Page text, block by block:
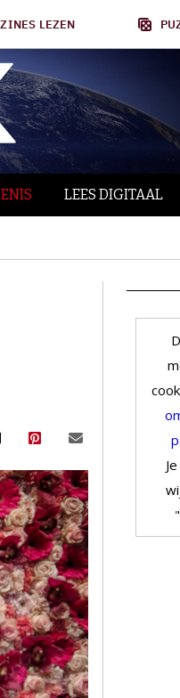
LEZEN
LEES DIGITAAL